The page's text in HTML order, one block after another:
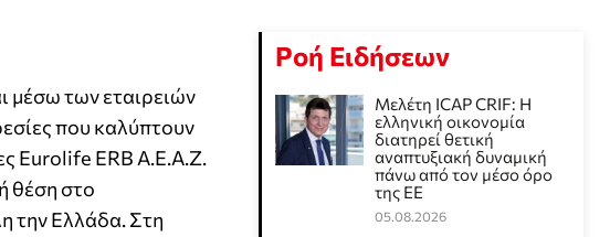
μέσω των εταιρειών
που καλύπτουν
Eurolife ERB Α.Ε.Α.Ζ.
θέση στο
την Ελλάδα. Στη
Ροή Ειδήσεων
Μελέτη ICAP CRIF: Η
ελληνική οικονομία
διατηρεί θετική
αναπτυξιακή δυναμική
πάνω από τον μέσο όρο
της ΕΕ
05.08.2026